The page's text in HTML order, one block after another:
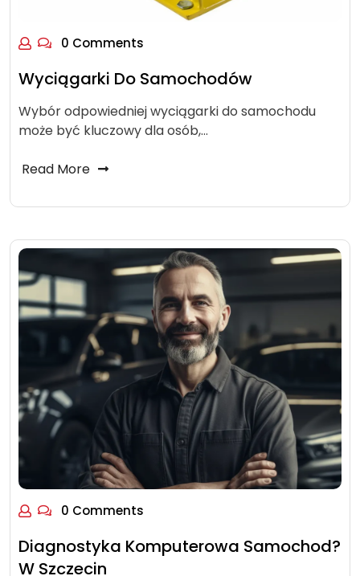
0 Comments
Wyciągarki Do Samochodów
Wybór odpowiedniej wyciągarki do samochodu
może być kluczowy dla osób,…
Read More
0 Comments
Diagnostyka Komputerowa Samochod?
W Szczecin